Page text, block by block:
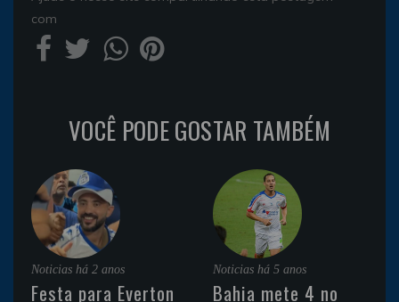
com
VOCÊ PODE GOSTAR TAMBÉM
Noticias há 2 anos
Festa para Everton
Noticias há 5 anos
Bahia mete 4 no